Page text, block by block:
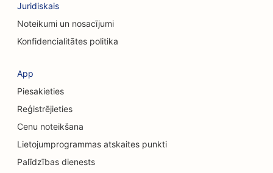
SEO galvaskausa ķirurgiem
SEO kafijas veikaliem
SEO kredītkooperatīvajām sabiedrībām
SEO kēksiņu veikaliem
SEO valūtas maiņas pakalpojumiem
Juridiskais
Noteikumi un nosacījumi
Konfidencialitātes politika
App
Piesakieties
Reģistrējieties
Cenu noteikšana
Lietojumprogrammas atskaites punkti
Palīdzības dienests